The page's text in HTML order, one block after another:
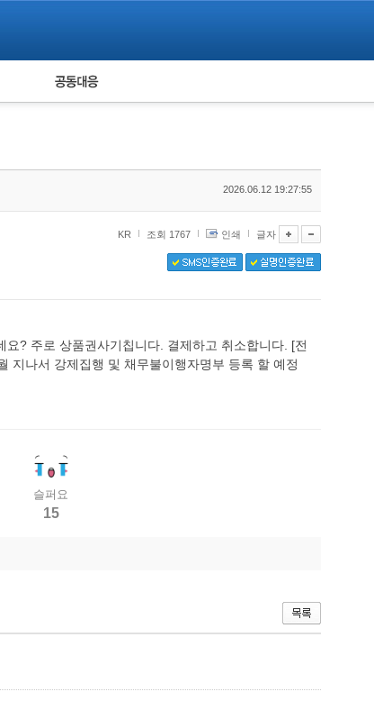
피해자 공동대응
2026.06.12 19:27:55
KR 조회 1767 인쇄 글자
? 주로 상품권사기칩니다. 결제하고 취소합니다. [전
지나서 강제집행 및 채무불이행자명부 등록 할 예정
슬퍼요
15